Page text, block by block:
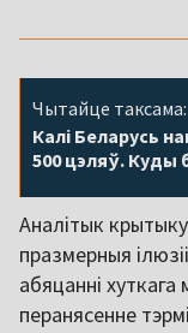
Чытайце таксама:
Калі Беларусь
500 цэляў. Куды
Аналітык
празмерныя
абяцанні
перанясенне